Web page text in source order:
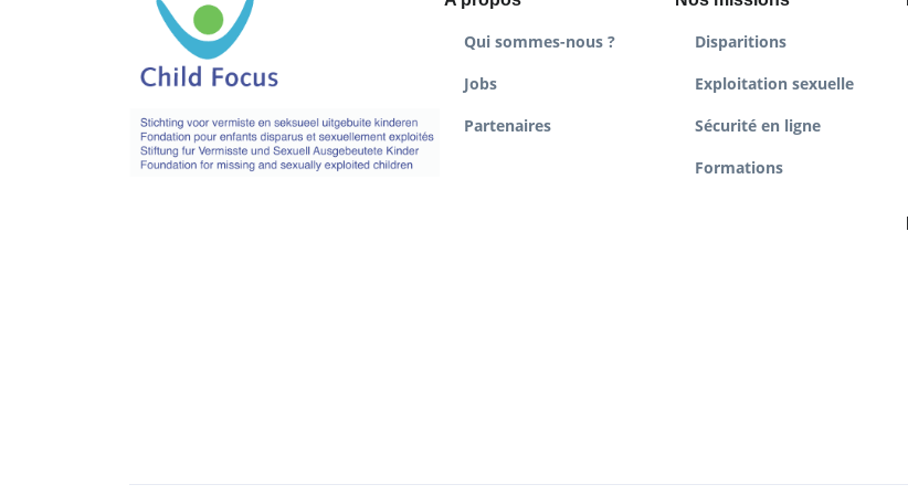
Qui sommes-nous ?
Jobs
Partenaires
Disparitions
Exploitation sexuelle
Sécurité en ligne
Formations